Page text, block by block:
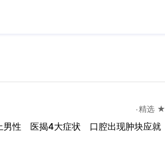
精选 ★
男性 医揭4大症状 口腔出现肿块应就